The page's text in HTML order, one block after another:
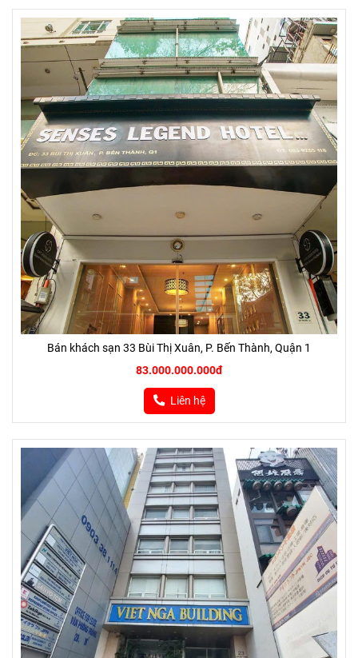
Bán khách sạn 33 Bùi Thị Xuân, P. Bến Thành, Quận 1
83.000.000.000đ
Liên hệ